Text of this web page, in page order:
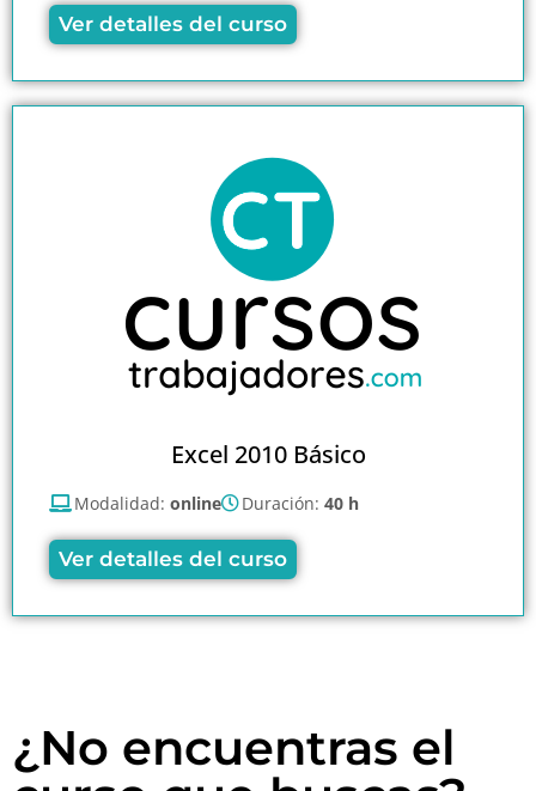
Ver detalles del curso
Excel 2010 Básico
Modalidad: online Duración: 40 h
Ver detalles del curso
¿No encuentras el